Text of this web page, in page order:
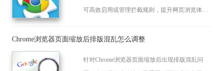
可高效启用或管理拦截规则，提升网页浏览体
Chrome浏览器页面缩放后排版混乱怎么调整
针对Chrome浏览器页面缩放后出现排版混乱问